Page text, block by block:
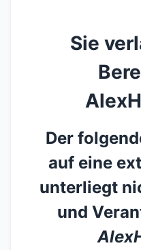
Sie
Der
auf eine
unterliegt
und